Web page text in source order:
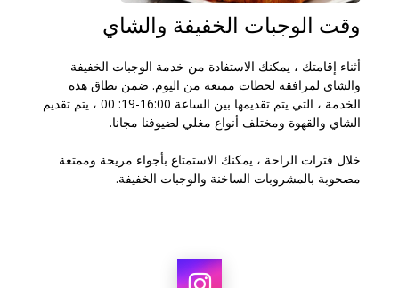
وقت الوجبات الخفيفة والشاي
أثناء إقامتك ، يمكنك الاستفادة من خدمة الوجبات الخفيفة
والشاي لمرافقة لحظات ممتعة من اليوم. ضمن نطاق هذه
الخدمة ، التي يتم تقديمها بين الساعة 16:00-19: 00 ، يتم تقديم
الشاي والقهوة ومختلف أنواع مغلي لضيوفنا مجانا.
خلال فترات الراحة ، يمكنك الاستمتاع بأجواء مريحة وممتعة
مصحوبة بالمشروبات الساخنة والوجبات الخفيفة.